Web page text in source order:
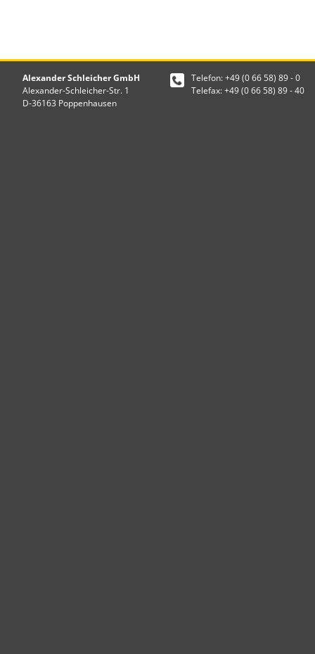
Alexander Schleicher GmbH
Alexander-Schleicher-Str. 1
D-36163 Poppenhausen
Telefon: +49 (0 66 58) 89 - 0
Telefax: +49 (0 66 58) 89 - 40